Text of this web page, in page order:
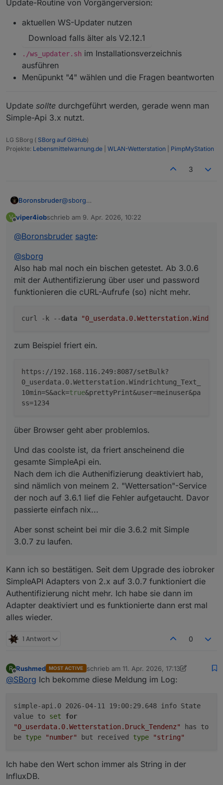
Update-Routine von Vorgängerversion:
aktuellen WS-Updater nutzen
Download falls älter als V2.12.1
./ws_updater.sh im Installationsverzeichnis
ausführen
Menüpunkt "4" wählen und die Fragen beantworten
Update sollte durchgeführt werden, gerade wenn man
Simple-Api 3.x nutzt.
LG SBorg ( SBorg auf GitHub)
Projekte: Lebensmittelwarnung.de WLAN-Wetterstation PimpMyStation
3
Boronsbruder@sborg
3.0.6 mit der Authentifizierung über user und
nicht mehr.
zum Beispiel friert ein.
über Browser geht aber problemlos.
Und das coolste ist, da friert anscheinend die
hab, sind nämlich von meinem 2.
nix...
3.0.7 zu laufen.
V viper4iobschrieb am 9. Apr. 2026, 10:22
zuletzt editiert von
@Boronsbruder sagte:
@sborg
Also hab mal noch ein bischen getestet. Ab 3.0.6
mit der Authentifizierung über user und password
funktionieren die cURL-Aufrufe (so) nicht mehr.
curl -k --data
zum Beispiel friert ein.
https://192.168.116.249:8087/setBulk?
0_userdata.0.Wetterstation.Windrichtung_Text_
10min=S&ack=true&prettyPrint&user=meinuser&pa
ss=1234
über Browser geht aber problemlos.
Und das coolste ist, da friert anscheinend die
gesamte SimpleApi ein.
Nach dem ich die Authenifizierung deaktiviert hab,
sind nämlich von meinem 2. "Wettersation"-Service
der noch auf 3.6.1 lief die Fehler aufgetaucht. Davor
passierte einfach nix...
Aber sonst scheint bei mir die 3.6.2 mit Simple
3.0.7 zu laufen.
Kann ich so bestätigen. Seit dem Upgrade des iobroker
SimpleAPI Adapters von 2.x auf 3.0.7 funktioniert die
Authentifizierung nicht mehr. Ich habe sie dann im
Adapter deaktiviert und es funktionierte dann erst mal
alles wieder.
1 Antwort 0
R
Offline
Rushmed MOST ACTIVE schrieb am 11. Apr. 2026, 17:13
zuletzt editiert von Rushmed4. Nov. 2026,
@SBorg Ich bekomme diese Meldung im Log:
simple-api.0 2026-04-11 19:00:29.648 info State
value to set
for
"0_userdata.0.Wetterstation.Druck_Tendenz"
has to
be type "number" but received type "string"
Ich habe den Wert schon immer als String in der
InfluxDB.